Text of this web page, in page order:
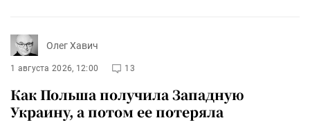
Олег Хавич
1 августа 2026, 12:00 13
Как Польша получила Западную
Украину, а потом ее потеряла